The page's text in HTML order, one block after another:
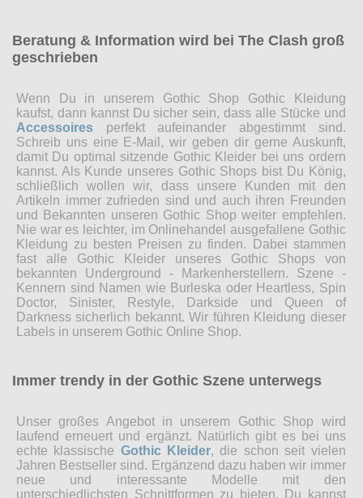
Beratung & Information wird bei The Clash groß
geschrieben
Wenn Du in unserem Gothic Shop Gothic Kleidung
kaufst, dann kannst Du sicher sein, dass alle Stücke und
Accessoires perfekt aufeinander abgestimmt sind.
Schreib uns eine E-Mail, wir geben dir gerne Auskunft,
damit Du optimal sitzende Gothic Kleider bei uns ordern
kannst. Als Kunde unseres Gothic Shops bist Du König,
schließlich wollen wir, dass unsere Kunden mit den
Artikeln immer zufrieden sind und auch ihren Freunden
und Bekannten unseren Gothic Shop weiter empfehlen.
Nie war es leichter, im Onlinehandel ausgefallene Gothic
Kleidung zu besten Preisen zu finden. Dabei stammen
fast alle Gothic Kleider unseres Gothic Shops von
bekannten Underground - Markenherstellern. Szene -
Kennern sind Namen wie Burleska oder Heartless, Spin
Doctor, Sinister, Restyle, Darkside und Queen of
Darkness sicherlich bekannt. Wir führen Kleidung dieser
Labels in unserem Gothic Online Shop.
Immer trendy in der Gothic Szene unterwegs
Unser großes Angebot in unserem Gothic Shop wird
laufend erneuert und ergänzt. Natürlich gibt es bei uns
echte klassische Gothic Kleider, die schon seit vielen
Jahren Bestseller sind. Ergänzend dazu haben wir immer
neue und interessante Modelle mit den
unterschiedlichsten Schnittformen zu bieten. Du kannst